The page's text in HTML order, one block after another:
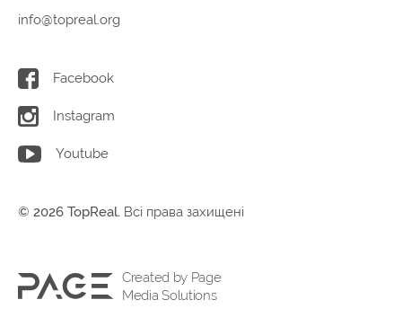
info@topreal.org
Facebook
Instagram
Youtube
© 2026 TopReal. Всі права захищені
Created by Page
Media Solutions